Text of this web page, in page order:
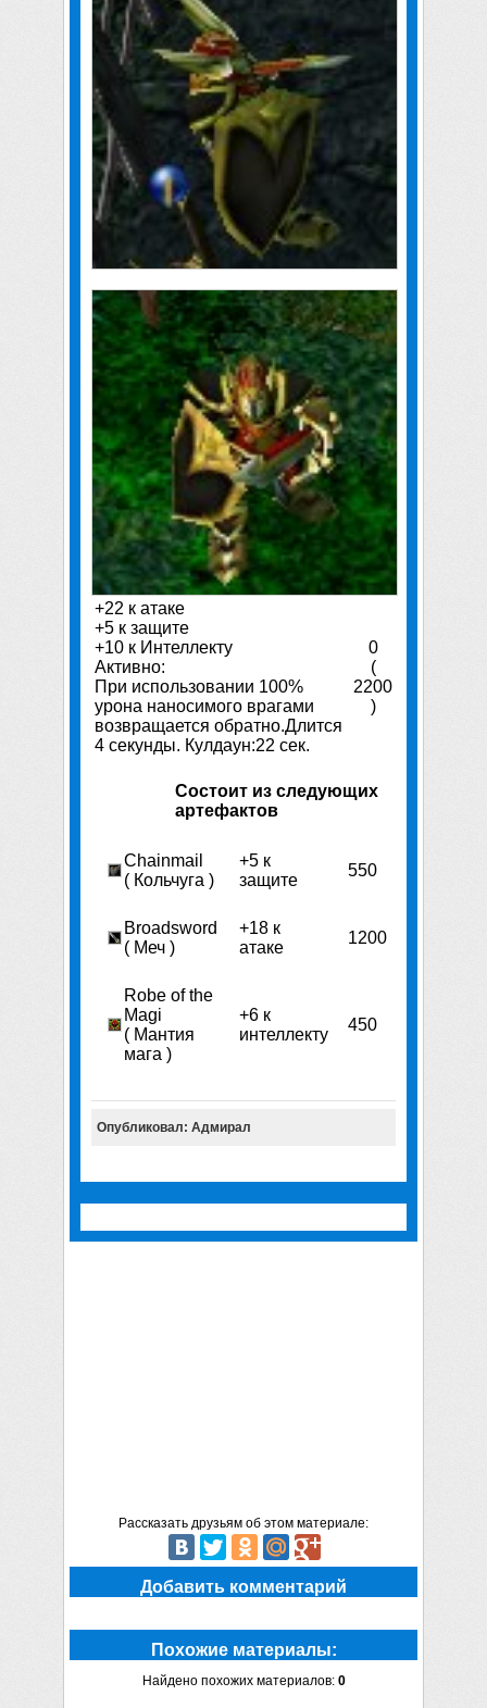
+22 к атаке
+5 к защите
+10 к Интеллекту
Активно:
При использовании 100%
урона наносимого врагами
возвращается обратно.Длится
4 секунды. Кулдаун:22 сек.
0
(
2200
)
Состоит из следующих
артефактов
Chainmail
( Кольчуга )
+5 к
защите
550
Broadsword
( Меч )
+18 к
атаке
1200
Robe of the
Magi
( Мантия
мага )
+6 к
интеллекту
450
Опубликовал: Адмирал
Рассказать друзьям об этом материале:
Добавить комментарий
Похожие материалы:
Найдено похожих материалов: 0